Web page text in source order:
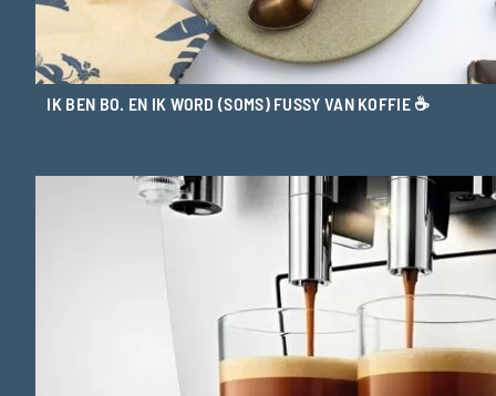
IK BEN BO. EN IK WORD (SOMS) FUSSY VAN KOFFIE ☕